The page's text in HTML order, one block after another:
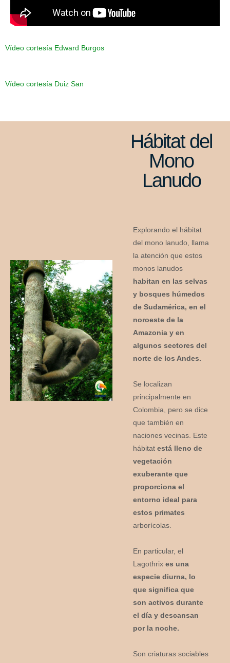
Vídeo cortesía Edward Burgos
Vídeo cortesía Duiz San
Hábitat del
Mono
Lanudo
Explorando el hábitat
del mono lanudo, llama
la atención que estos
monos lanudos
habitan en las selvas
y bosques húmedos
de Sudamérica, en el
noroeste de la
Amazonia y en
algunos sectores del
norte de los Andes.
Se localizan
principalmente en
Colombia, pero se dice
que también en
naciones vecinas. Este
hábitatestá lleno de
vegetación
exuberante que
proporciona el
entorno ideal para
estos primates
arborícolas.
En particular, el
Lagothrixes una
especie diurna, lo
que significa que
son activos durante
el día y descansan
por la noche.
Son criaturas sociables